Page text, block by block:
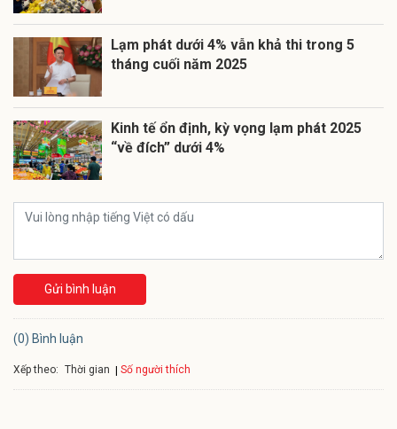
Lạm phát dưới 4% vẫn khả thi trong 5
tháng cuối năm 2025
Kinh tế ổn định, kỳ vọng lạm phát 2025
“về đích” dưới 4%
Gửi bình luận
(0) Bình luận
Xếp theo: Thời gian Số người thích